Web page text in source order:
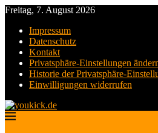
Freitag, 7. August 2026
Impressum
Datenschutz
Kontakt
Privatsphäre-Einstellungen
Historie der Privatsphäre-
Einwilligungen widerrufen